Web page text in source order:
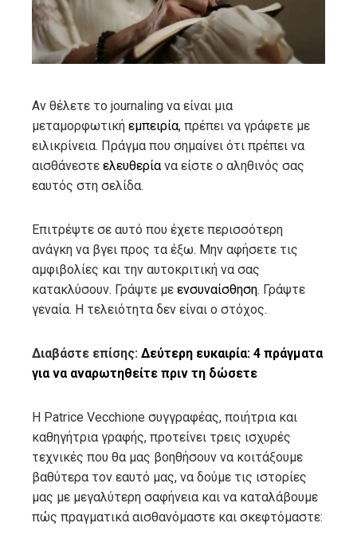
Αν θέλετε το journaling να είναι μια
μεταμορφωτική εμπειρία, πρέπει να γράφετε με
ειλικρίνεια. Πράγμα που σημαίνει ότι πρέπει να
αισθάνεστε ελευθερίανα είστε ο αληθινός σας
εαυτός στη σελίδα.
Επιτρέψτε σε αυτό που έχετε περισσότερη
ανάγκη να βγει προς τα έξω. Μην αφήσετε τις
αμφιβολίες και την αυτοκριτική να σας
κατακλύσουν. Γράψτε με ενσυναίσθηση. Γράψτε
γεναία. Η τελειότητα δεν είναι ο στόχος.
Διαβάστε επίσης: Δεύτερη ευκαιρία: 4 πράγματα
για να αναρωτηθείτε πριν τη δώσετε
Η Patrice Vecchione συγγραφέας, ποιήτρια και
καθηγήτρια γραφής, προτείνει τρεις ισχυρές
τεχνικές που θα μας βοηθήσουν να κοιτάξουμε
βαθύτερα τον εαυτό μας, να δούμε τις ιστορίες
μας με μεγαλύτερη σαφήνεια και να καταλάβουμε
πώς πραγματικά αισθανόμαστε και σκεφτόμαστε: